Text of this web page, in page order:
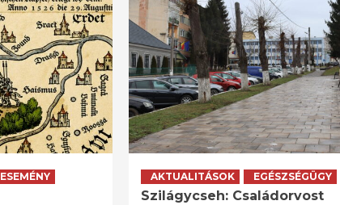
ESEMÉNY
AKTUALITÁSOK EGÉSZSÉGÜGY
Szilágycseh: Családorvost